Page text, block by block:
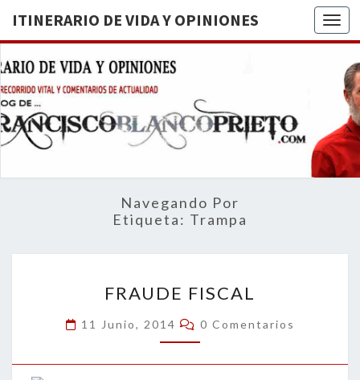
ITINERARIO DE VIDA Y OPINIONES
DE
BREVE
RECORRIDO
VITAL Y
ACTUALIDAD
Navegando Por
Etiqueta: Trampa
FISCAL
FRAUDE FISCAL
11 Junio, 2014 Comentarios
0 Comentarios